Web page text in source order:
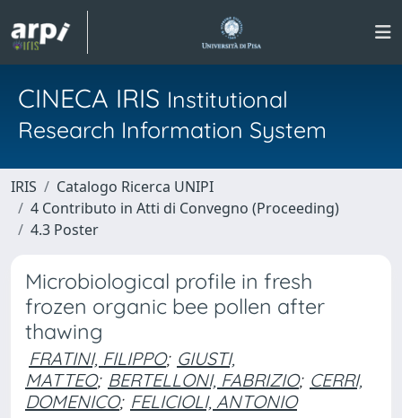
CINECA IRIS Institutional
Research Information System
IRIS
Catalogo Ricerca UNIPI
4 Contributo in Atti di Convegno (Proceeding)
4.3 Poster
Microbiological profile in fresh
frozen organic bee pollen after
thawing
FRATINI, FILIPPO; GIUSTI,
MATTEO; BERTELLONI, FABRIZIO; CERRI,
DOMENICO; FELICIOLI, ANTONIO